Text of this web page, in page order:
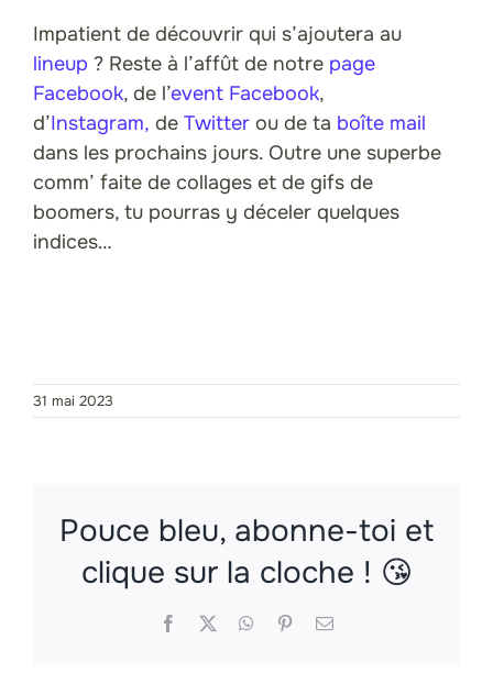
Impatient de découvrir qui s’ajoutera au
lineup ? Reste à l’affût de notre page
Facebook, de l’event Facebook,
d’Instagram, de Twitterou de ta boîte mail
dans les prochains jours. Outre une superbe
comm’ faite de collages et de gifs de
boomers, tu pourras y déceler quelques
indices…
31 mai 2023
Pouce bleu, abonne-toi et
clique sur la cloche ! 😘
Facebook WhatsApp
PinterestEmail